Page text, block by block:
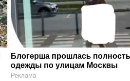
Блогерша прошлась
одежды по улицам Москвы
Реклама